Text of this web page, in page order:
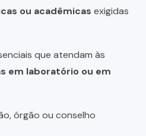
ou acadêmicas exigidas
que atendam às
em laboratório ou em
órgão ou conselho